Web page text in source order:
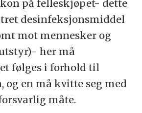
på felleskjøpet- dette
desinfeksjonsmiddel
mot mennesker og
her må
følges i forhold til
og en må kvitte seg med
måte.